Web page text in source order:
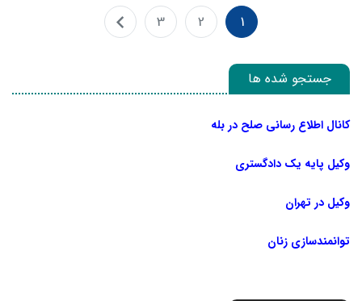
1
2
3
جستجو شده ها
کانال اطلاع رسانی صلح در بله
وکیل پایه یک دادگستری
وکیل در تهران
توانمندسازی زنان